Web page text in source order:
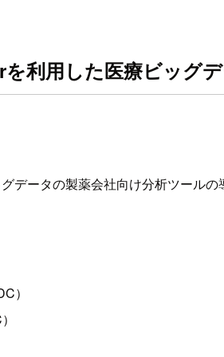
利用した医療ビッグ
データの製薬会社向け分析ツール
）